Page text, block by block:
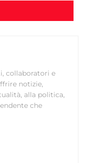
collaboratori e
notizie,
alla politica,
che